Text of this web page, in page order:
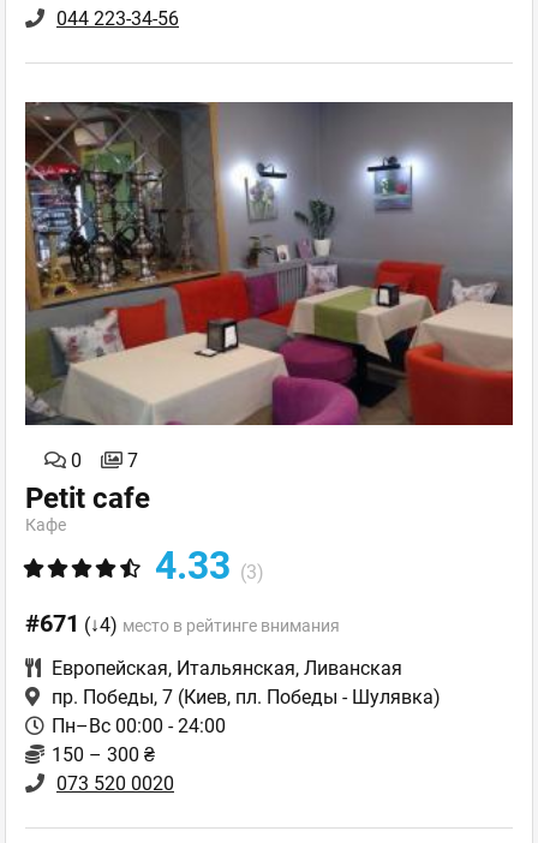
044 223-34-56
0 7
Petit cafe
Кафе
4.33 (3)
#671 (↓4) место в рейтинге внимания
Европейская, Итальянская, Ливанская
пр. Победы, 7 (Киев, пл. Победы - Шулявка)
Пн–Вс 00:00 - 24:00
150 – 300 ₴
073 520 0020